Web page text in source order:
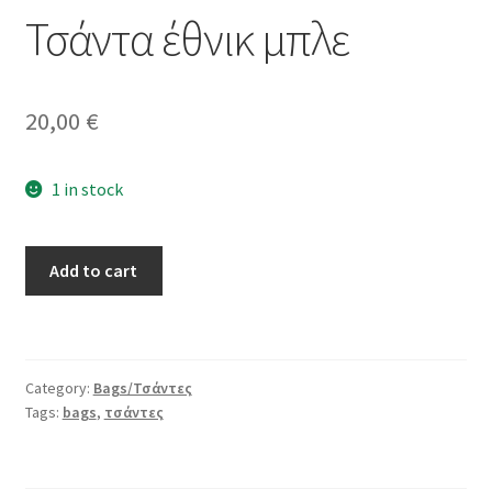
Τσάντα έθνικ μπλε
20,00 €
1 in stock
Add to cart
Category: Bags/Τσάντες
Tags: bags, τσάντες